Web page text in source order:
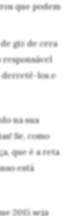
que podem
giz de cera
derretê-los e
na sua
Se, como
que é a reta
está
2015 seja